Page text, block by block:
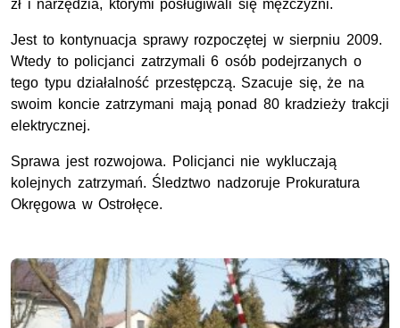
zł i narzędzia, którymi posługiwali się mężczyźni.
Jest to kontynuacja sprawy rozpoczętej w sierpniu 2009.
Wtedy to policjanci zatrzymali 6 osób podejrzanych o
tego typu działalność przestępczą. Szacuje się, że na
swoim koncie zatrzymani mają ponad 80 kradzieży trakcji
elektrycznej.
Sprawa jest rozwojowa. Policjanci nie wykluczają
kolejnych zatrzymań. Śledztwo nadzoruje Prokuratura
Okręgowa w Ostrołęce.